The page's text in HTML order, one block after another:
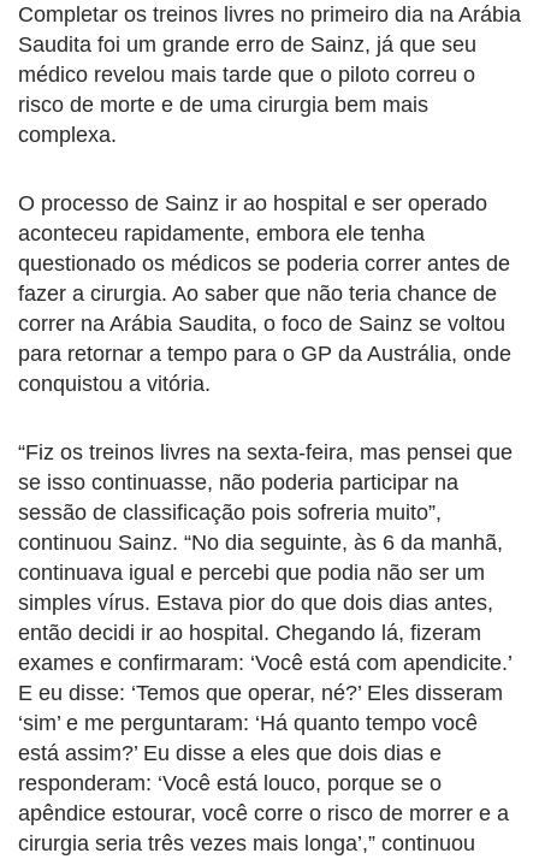
Completar os treinos livres no primeiro dia na Arábia
Saudita foi um grande erro de Sainz, já que seu
médico revelou mais tarde que o piloto correu o
risco de morte e de uma cirurgia bem mais
complexa.
O processo de Sainz ir ao hospital e ser operado
aconteceu rapidamente, embora ele tenha
questionado os médicos se poderia correr antes de
fazer a cirurgia. Ao saber que não teria chance de
correr na Arábia Saudita, o foco de Sainz se voltou
para retornar a tempo para o GP da Austrália, onde
conquistou a vitória.
“Fiz os treinos livres na sexta-feira, mas pensei que
se isso continuasse, não poderia participar na
sessão de classificação pois sofreria muito”,
continuou Sainz. “No dia seguinte, às 6 da manhã,
continuava igual e percebi que podia não ser um
simples vírus. Estava pior do que dois dias antes,
então decidi ir ao hospital. Chegando lá, fizeram
exames e confirmaram: ‘Você está com apendicite.’
E eu disse: ‘Temos que operar, né?’ Eles disseram
‘sim’ e me perguntaram: ‘Há quanto tempo você
está assim?’ Eu disse a eles que dois dias e
responderam: ‘Você está louco, porque se o
apêndice estourar, você corre o risco de morrer e a
cirurgia seria três vezes mais longa’,” continuou